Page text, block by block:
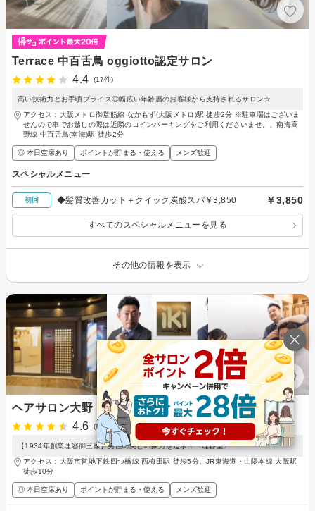
Terrace 中百舌鳥 oggiotto認定サロン
4.4
(17件)
高い技術力とお手頃プライス◎幅広い年齢層のお客様から支持されるサロン☆
アクセス：大阪メトロ御堂筋線 なかもず(大阪メトロ)駅 徒歩2分 ※駐車場はございま
せんので車でお越しの際は近隣のコインパーキングをご利用くださいませ。、南海高
野線 中百舌鳥(南海)駅 徒歩2分
◎ 本日空席あり ポイントが貯まる・使える メンズ歓迎
スペシャルメニュー
初回 ◆髪質改善カット＋クイック炭酸スパ￥3,850 ￥3,850
すべてのスペシャルメニューを見る
その他の情報を表示
ヘアサロン大野 iki 堂島店
4.6
(96件)
【1934年創業理容御三家】男性の美と印象力を追求！〈理容室〉
アクセス：大阪市営地下鉄四つ橋線 西梅田駅 徒歩5分、JR東海道・山陽本線 大阪駅
徒歩10分
◎ 本日空席あり ポイントが貯まる・使える メンズ歓迎